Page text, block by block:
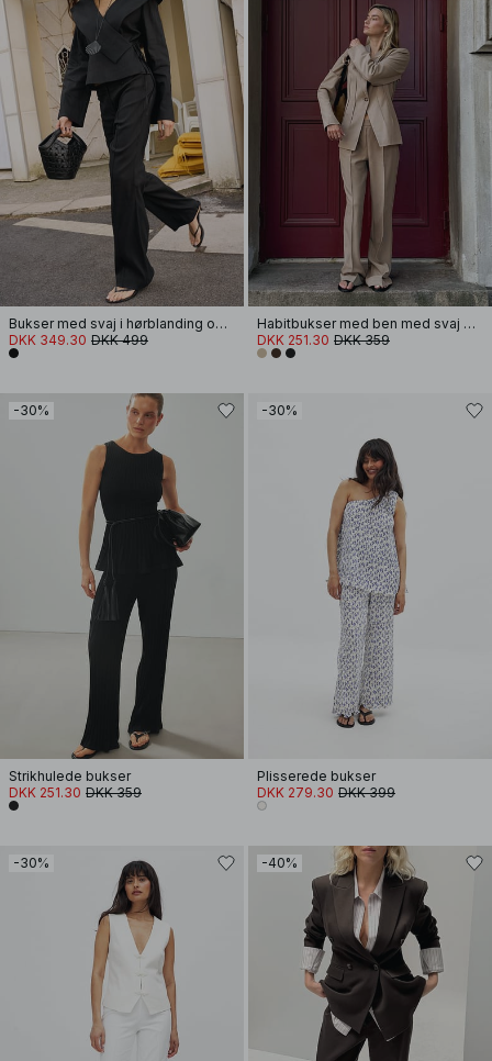
Bukser med svaj i hørblanding og mellemhøj talje
DKK 349.30 DKK 499
Habitbukser med ben med svaj og mellemhøj talje
DKK 251.30 DKK 359
-30%
Strikhulede bukser
DKK 251.30 DKK 359
-30%
Plisserede bukser
DKK 279.30 DKK 399
-30% -40%